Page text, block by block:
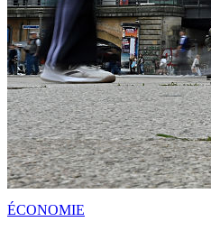
ÉCONOMIE